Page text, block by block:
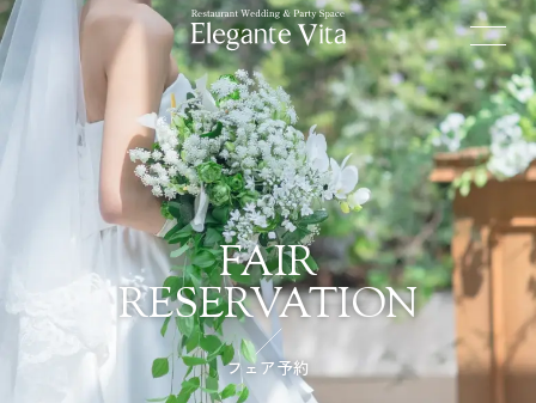
FAIR
RESERVATION
フェア予約